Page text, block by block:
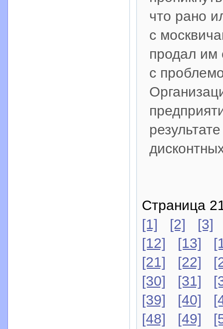
что рано
с
продал им
с
Страница
[1]
[2]
[3]
[12]
[13]
[21]
[22]
[30]
[31]
[39]
[40]
[48]
[49]